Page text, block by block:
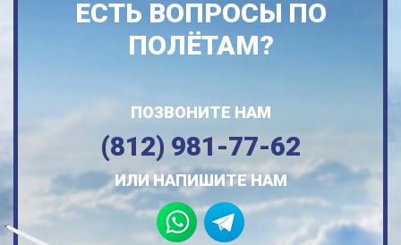
ЕСТЬ ВОПРОСЫ ПО
ПОЛЁТАМ?
ПОЗВОНИТЕ НАМ
(812) 981-77-62
ИЛИ НАПИШИТЕ НАМ